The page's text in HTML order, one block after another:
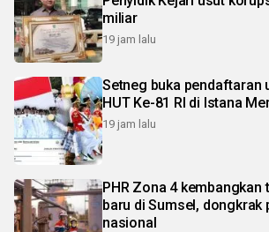
miliar
19 jam lalu
Setneg buka pendaftaran
HUT Ke-81 RI di Istana
19 jam lalu
PHR Zona 4
baru di Sumsel, dongkrak
nasional